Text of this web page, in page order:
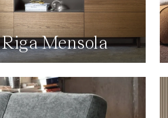
Riga Mensola